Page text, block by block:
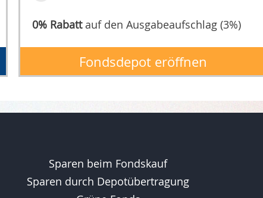
0% Rabattauf den Ausgabeaufschlag (3%)
Fondsdepot eröffnen
Sparen beim Fondskauf
Sparen durch Depotübertragung